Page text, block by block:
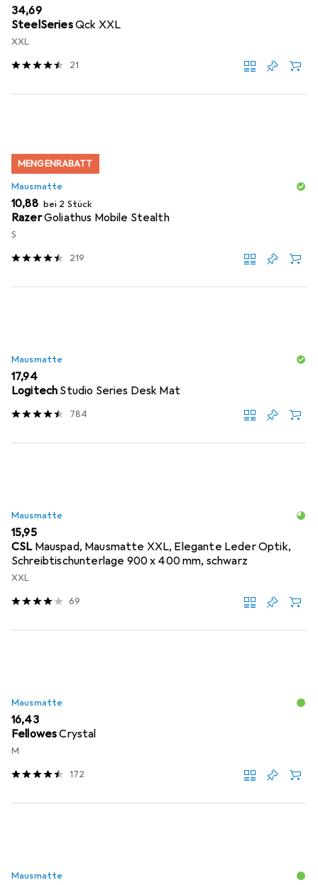
EUR
34,69
SteelSeriesQck XXL
XXL
21
MENGENRABATT
Mausmatte
EUR
10,88 bei 2 Stück
RazerGoliathus Mobile Stealth
S
219
Mausmatte
EUR
17,94
Logitech Studio Series Desk Mat
784
Mausmatte
EUR
15,95
CSL Mauspad, Mausmatte XXL, Elegante Leder Optik,
Schreibtischunterlage 900 x 400 mm, schwarz
XXL
69
Mausmatte
EUR
16,43
FellowesCrystal
M
172
Mausmatte